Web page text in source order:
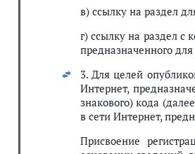
в) ссылку на раздел
г) ссылку на раздел
предназначенного
3. Для целей
Интернет,
знакового) кода
в сети Интернет,
Присвоение